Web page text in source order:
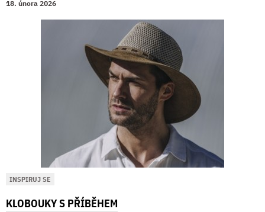
18. února 2026
INSPIRUJ SE
KLOBOUKY S PŘÍBĚHEM